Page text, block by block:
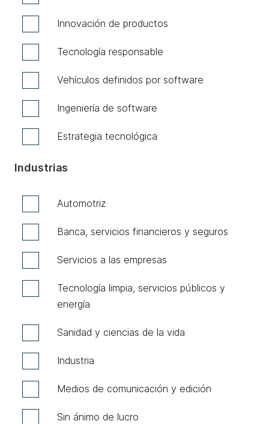
Innovación de productos
Tecnología responsable
Vehículos definidos por software
Ingeniería de software
Estrategia tecnológica
Industrias
Automotriz
Banca, servicios financieros y seguros
Servicios a las empresas
Tecnología limpia, servicios públicos y
energía
Sanidad y ciencias de la vida
Industria
Medios de comunicación y edición
Sin ánimo de lucro